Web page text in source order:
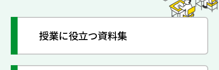
授業に役立つ資料集